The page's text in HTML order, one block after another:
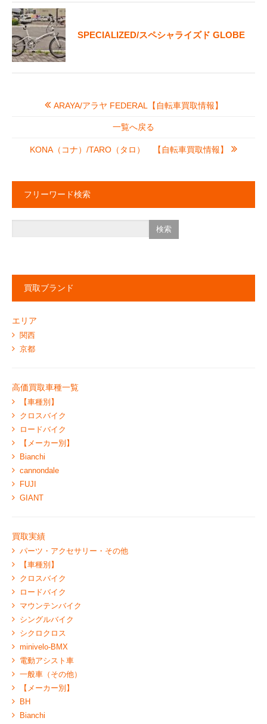
SPECIALIZED/スペシャライズド GLOBE
ARAYA/アラヤ FEDERAL【自転車買取情報】
一覧へ戻る
KONA（コナ）/TARO（タロ） 【自転車買取情報】
フリーワード検索
買取ブランド
エリア
関西
京都
高価買取車種一覧
【車種別】
クロスバイク
ロードバイク
【メーカー別】
Bianchi
cannondale
FUJI
GIANT
買取実績
パーツ・アクセサリー・その他
【車種別】
クロスバイク
ロードバイク
マウンテンバイク
シングルバイク
シクロクロス
minivelo-BMX
電動アシスト車
一般車（その他）
【メーカー別】
BH
Bianchi